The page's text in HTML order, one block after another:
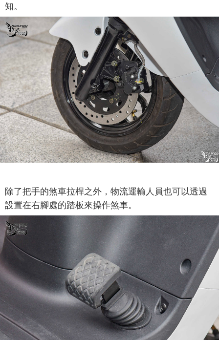
知。
除了把手的煞車拉桿之外，物流運輸人員也可以透過
設置在右腳處的踏板來操作煞車。